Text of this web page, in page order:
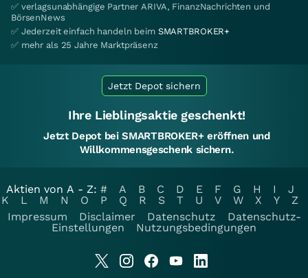
✅ verlagsunabhängige Partner ARIVA, FinanzNachrichten und
BörsenNews
✅ Jederzeit einfach handeln beim SMARTBROKER+
✅ mehr als 25 Jahre Marktpräsenz
Jetzt Depot sichern
Ihre Lieblingsaktie geschenkt!
Jetzt Depot bei SMARTBROKER+ eröffnen und
Willkommensgeschenk sichern.
Aktien von A - Z: # A B C D E F G H I
J
K
L M N O P Q R S T U V W X Y
Z
Impressum
Disclaimer Datenschutz
Datenschutz-
Einstellungen
Nutzungsbedingungen